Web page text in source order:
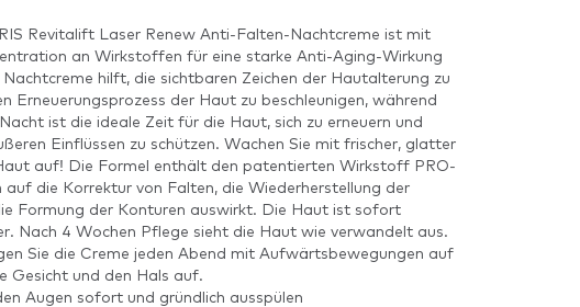
Revitalift Laser Renew Anti-Falten-Nachtcreme ist mit
an Wirkstoffen für eine starke Anti-Aging-Wirkung
hilft, die sichtbaren Zeichen der Hautalterung zu
Erneuerungsprozess der Haut zu beschleunigen, während
ist die ideale Zeit für die Haut, sich zu erneuern und
Einflüssen zu schützen. Wachen Sie mit frischer, glatter
auf! Die Formel enthält den patentierten Wirkstoff PRO-
auf die Korrektur von Falten, die Wiederherstellung der
Formung der Konturen auswirkt. Die Haut ist sofort
Nach 4 Wochen Pflege sieht die Haut wie verwandelt aus.
Sie die Creme jeden Abend mit Aufwärtsbewegungen auf
Gesicht und den Hals auf.
Augen sofort und gründlich ausspülen